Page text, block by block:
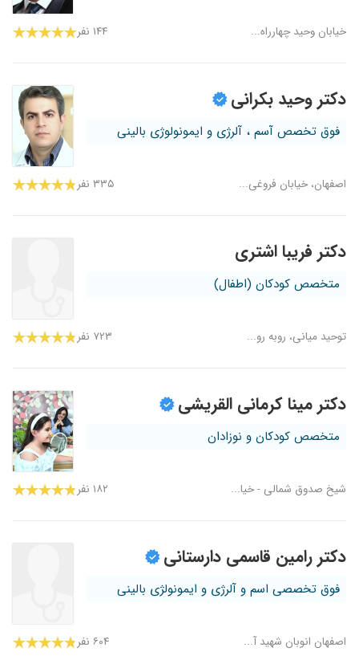
خیابان وحید چهارراه... ۱۴۴ نفر
دکتر وحید بکرانی
فوق تخصص آسم ، آلرژی و ایمونولوژی بالینی
اصفهان، خیابان فروغی... ۳۳۵ نفر
دکتر فریبا اشتری
متخصص کودکان (اطفال)
توحید میانی، روبه رو... ۷۲۳ نفر
دکتر مینا کرمانی القریشی
متخصص کودکان و نوزادان
شیخ صدوق شمالی - خیا... ۱۸۲ نفر
دکتر رامین قاسمی دارستانی
فوق تخصصی اسم و آلرژی و ایمونولژی بالینی
اصفهان انوبان شهید آ... ۶۰۴ نفر